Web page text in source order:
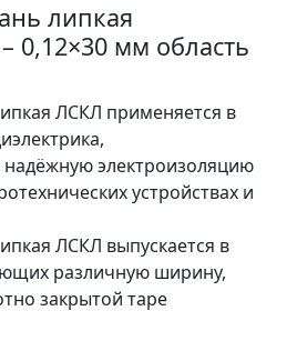
липкая
0,12×30 мм область
ЛСКЛ применяется в
электроизоляцию
устройствах и
ЛСКЛ выпускается в
различную ширину,
закрытой таре